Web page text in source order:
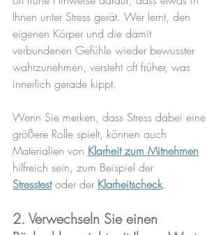
Ihnen unter Stress gerät. Wer lernt, den
eigenen Körper und die damit
verbundenen Gefühle wieder bewusster
wahrzunehmen, versteht oft früher, was
innerlich gerade kippt.
Wenn Sie merken, dass Stress dabei eine
größere Rolle spielt, können auch
Materialien von Klarheit zum Mitnehmen
hilfreich sein, zum Beispiel der
Stresstest oder der Klarheitscheck.
2. Verwechseln Sie einen